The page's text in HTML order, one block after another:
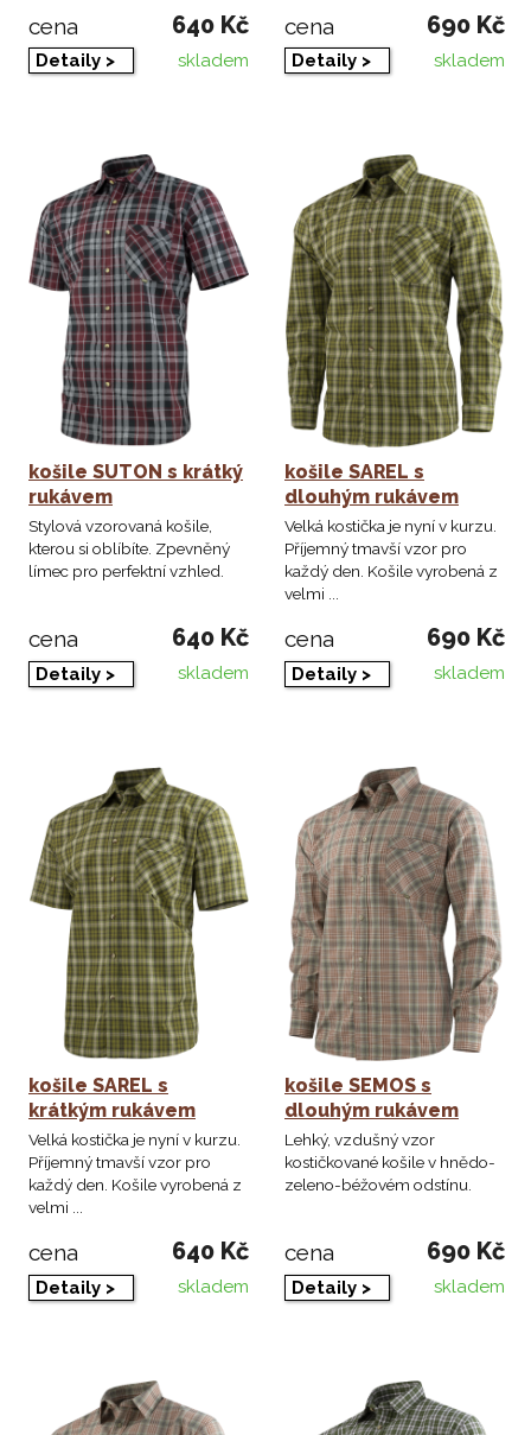
cena 640 Kč
Detaily > skladem
cena 690 Kč
Detaily > skladem
košile SUTON s krátký
rukávem
Stylová vzorovaná košile,
kterou si oblíbíte. Zpevněný
límec pro perfektní vzhled.
cena 640 Kč
Detaily > skladem
košile SAREL s
dlouhým rukávem
Velká kostička je nyní v kurzu.
Příjemný tmavší vzor pro
každý den. Košile vyrobená z
velmi ...
cena 690 Kč
Detaily > skladem
košile SAREL s
krátkým rukávem
Velká kostička je nyní v kurzu.
Příjemný tmavší vzor pro
každý den. Košile vyrobená z
velmi ...
cena 640 Kč
Detaily > skladem
košile SEMOS s
dlouhým rukávem
Lehký, vzdušný vzor
kostičkované košile v hnědo-
zeleno-béžovém odstínu.
cena 690 Kč
Detaily > skladem